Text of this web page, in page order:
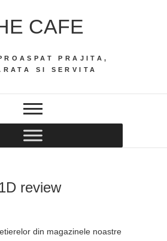
CAFE
PRAJITA,
SI SERVITA
review